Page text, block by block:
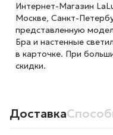
Интернет-Магазин
Москве, Санкт-
представленную
Бра и настенные
в карточке. При
скидки.
Доставка